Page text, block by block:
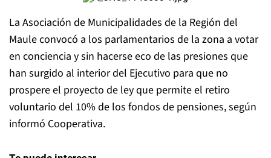
La Asociación de Municipalidades de la Región del
Maule convocó a los parlamentarios de la zona a votar
en conciencia y sin hacerse eco de las presiones que
han surgido al interior del Ejecutivo para que no
prospere el proyecto de ley que permite el retiro
voluntario del 10% de los fondos de pensiones, según
informó Cooperativa.